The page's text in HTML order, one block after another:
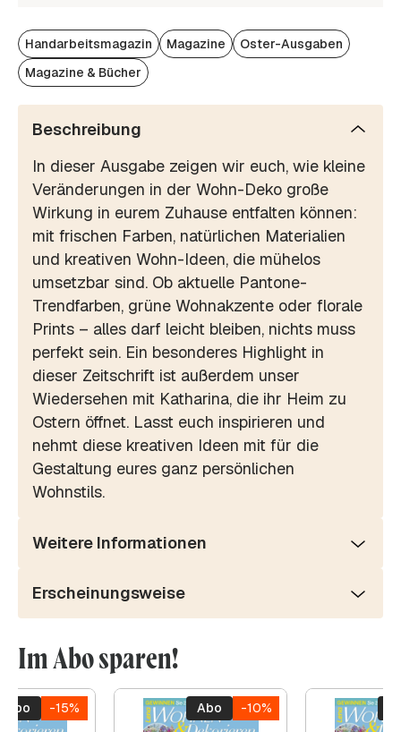
Handarbeitsmagazin Magazine
Oster-Ausgaben
Magazine & Bücher
Beschreibung
In dieser Ausgabe zeigen wir euch, wie kleine
Veränderungen in der Wohn-Deko große
Wirkung in eurem Zuhause entfalten können:
mit frischen Farben, natürlichen Materialien
und kreativen Wohn-Ideen, die mühelos
umsetzbar sind. Ob aktuelle Pantone-
Trendfarben, grüne Wohnakzente oder florale
Prints – alles darf leicht bleiben, nichts muss
perfekt sein. Ein besonderes Highlight in
dieser Zeitschrift ist außerdem unser
Wiedersehen mit Katharina, die ihr Heim zu
Ostern öffnet. Lasst euch inspirieren und
nehmt diese kreativen Ideen mit für die
Gestaltung eures ganz persönlichen
Wohnstils.
Weitere Informationen
Erscheinungsweise
Im Abo sparen!
Abo -15% Abo -10%